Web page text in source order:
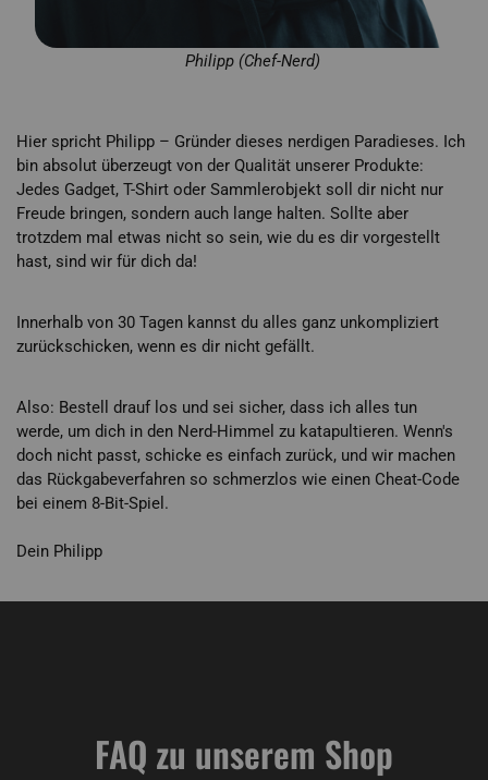
Philipp (Chef-Nerd)
Hier spricht Philipp – Gründer dieses nerdigen Paradieses. Ich
bin absolut überzeugt von der Qualität unserer Produkte:
Jedes Gadget, T-Shirt oder Sammlerobjekt soll dir nicht nur
Freude bringen, sondern auch lange halten. Sollte aber
trotzdem mal etwas nicht so sein, wie du es dir vorgestellt
hast, sind wir für dich da!
Innerhalb von 30 Tagen kannst du alles ganz unkompliziert
zurückschicken, wenn es dir nicht gefällt.
Also: Bestell drauf los und sei sicher, dass ich alles tun
werde, um dich in den Nerd-Himmel zu katapultieren. Wenn's
doch nicht passt, schicke es einfach zurück, und wir machen
das Rückgabeverfahren so schmerzlos wie einen Cheat-Code
bei einem 8-Bit-Spiel.
Dein Philipp
FAQ zu unserem Shop